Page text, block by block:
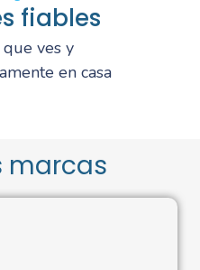
fiables
ves y
en casa
marcas